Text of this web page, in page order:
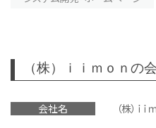
（株）ｉｉｍｏｎの
会社名
（株）ｉｉ